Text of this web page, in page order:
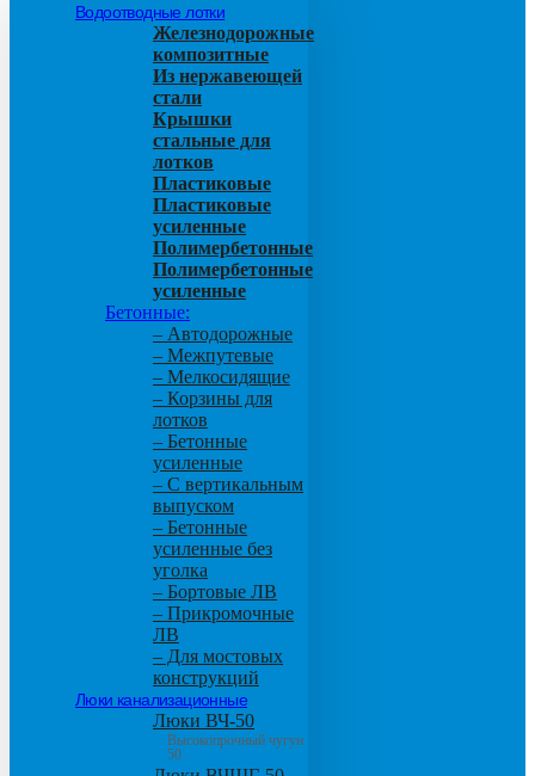
Водоотводные лотки
Железнодорожные
композитные
Из нержавеющей
стали
Крышки
стальные для
лотков
Пластиковые
Пластиковые
усиленные
Полимербетонные
Полимербетонные
усиленные
Бетонные:
– Автодорожные
– Межпутевые
– Мелкосидящие
– Корзины для
лотков
– Бетонные
усиленные
– С вертикальным
выпуском
– Бетонные
усиленные без
уголка
– Бортовые ЛВ
– Прикромочные
ЛВ
– Для мостовых
конструкций
Люки канализационные
Люки ВЧ-50
Высокопрочный чугун
50